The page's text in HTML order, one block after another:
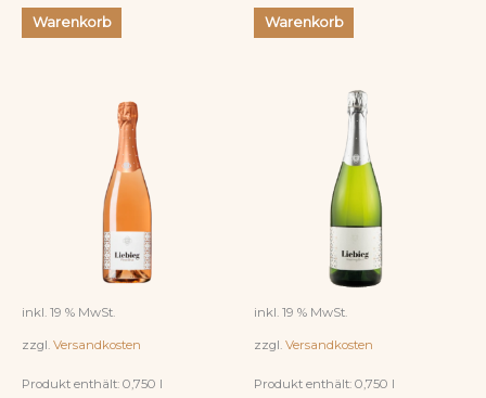
Warenkorb Warenkorb
inkl. 19 % MwSt.
zzgl. Versandkosten
Produkt enthält: 0,750 l
inkl. 19 % MwSt.
zzgl. Versandkosten
Produkt enthält: 0,750 l